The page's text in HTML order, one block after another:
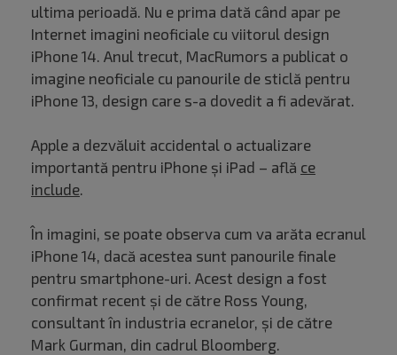
ultima perioadă. Nu e prima dată când apar pe
Internet imagini neoficiale cu viitorul design
iPhone 14. Anul trecut, MacRumors a publicat o
imagine neoficiale cu panourile de sticlă pentru
iPhone 13, design care s-a dovedit a fi adevărat.
Apple a dezvăluit accidental o actualizare
importantă pentru iPhone și iPad – află ce
include.
În imagini, se poate observa cum va arăta ecranul
iPhone 14, dacă acestea sunt panourile finale
pentru smartphone-uri. Acest design a fost
confirmat recent și de către Ross Young,
consultant în industria ecranelor, și de către
Mark Gurman, din cadrul Bloomberg.